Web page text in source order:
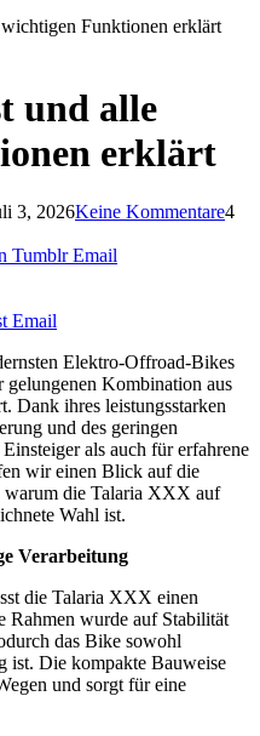
Funktionen erklärt
und alle
erklärt
3, 2026Keine Kommentare4
Tumblr Email
Email
Elektro-Offroad-Bikes
gelungenen Kombination aus
Dank ihres leistungsstarken
und des geringen
als auch für erfahrene
wir einen Blick auf die
warum die Talaria XXX auf
Wahl ist.
Verarbeitung
die Talaria XXX einen
Rahmen wurde auf Stabilität
das Bike sowohl
ist. Die kompakte Bauweise
und sorgt für eine